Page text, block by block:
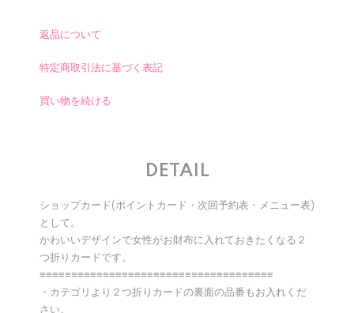
返品について
特定商取引法に基づく表記
買い物を続ける
DETAIL
ショップカード(ポイントカード・次回予約表・メニュー表)
として。
かわいいデザインで女性がお財布に入れておきたくなる２
つ折りカードです。
≡≡≡≡≡≡≡≡≡≡≡≡≡≡≡≡≡≡≡≡≡≡≡≡≡≡≡≡≡≡≡≡≡≡≡≡≡
・カテゴリより２つ折りカードの裏面の品番もお入れくだ
さい。